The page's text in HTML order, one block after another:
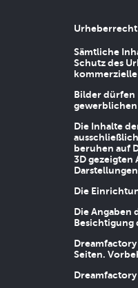
Urheberrecht
Sämtliche
Schutz des
Bilder dürfen
Die Inhalte
beruhen auf
3D gezeigten
Die
Die
Besichtigung
Seiten.